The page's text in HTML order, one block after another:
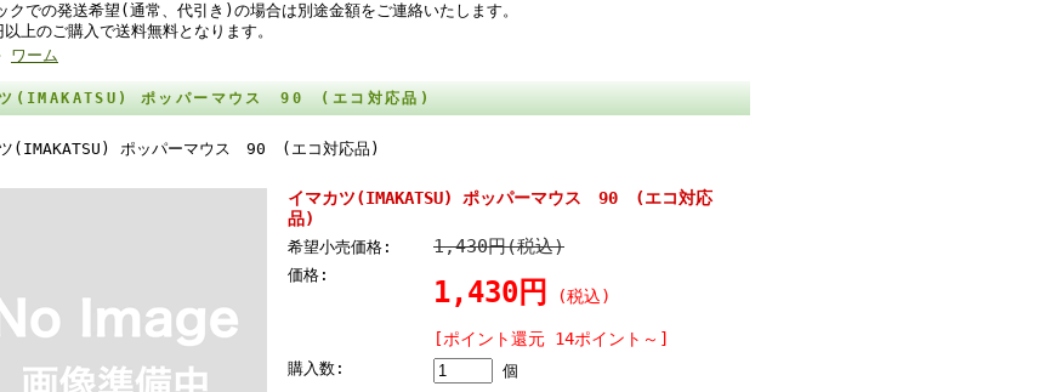
クでの発送希望(通常、代引き)の場合は別途金額をご連絡いたします。
上のご購入で送料無料となります。
ワーム
ツ(IMAKATSU) ポッパーマウス 90 (エコ対応品)
(IMAKATSU) ポッパーマウス 90 (エコ対応品)
イマカツ(IMAKATSU) ポッパーマウス 90 (エコ対応
品)
希望小売価格: 1,430円(税込)
価格:
1,430円 (税込)
[ポイント還元 14ポイント～]
購入数: 個